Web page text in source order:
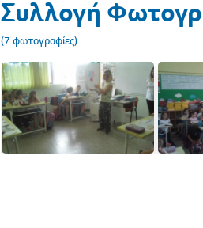
Συλλογή
(7 φωτογραφίες)